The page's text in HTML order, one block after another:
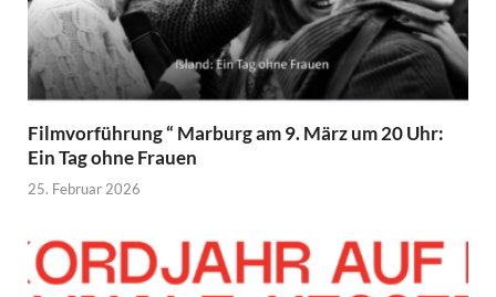
Filmvorführung “ Marburg am 9. März um 20 Uhr:
Ein Tag ohne Frauen
25. Februar 2026